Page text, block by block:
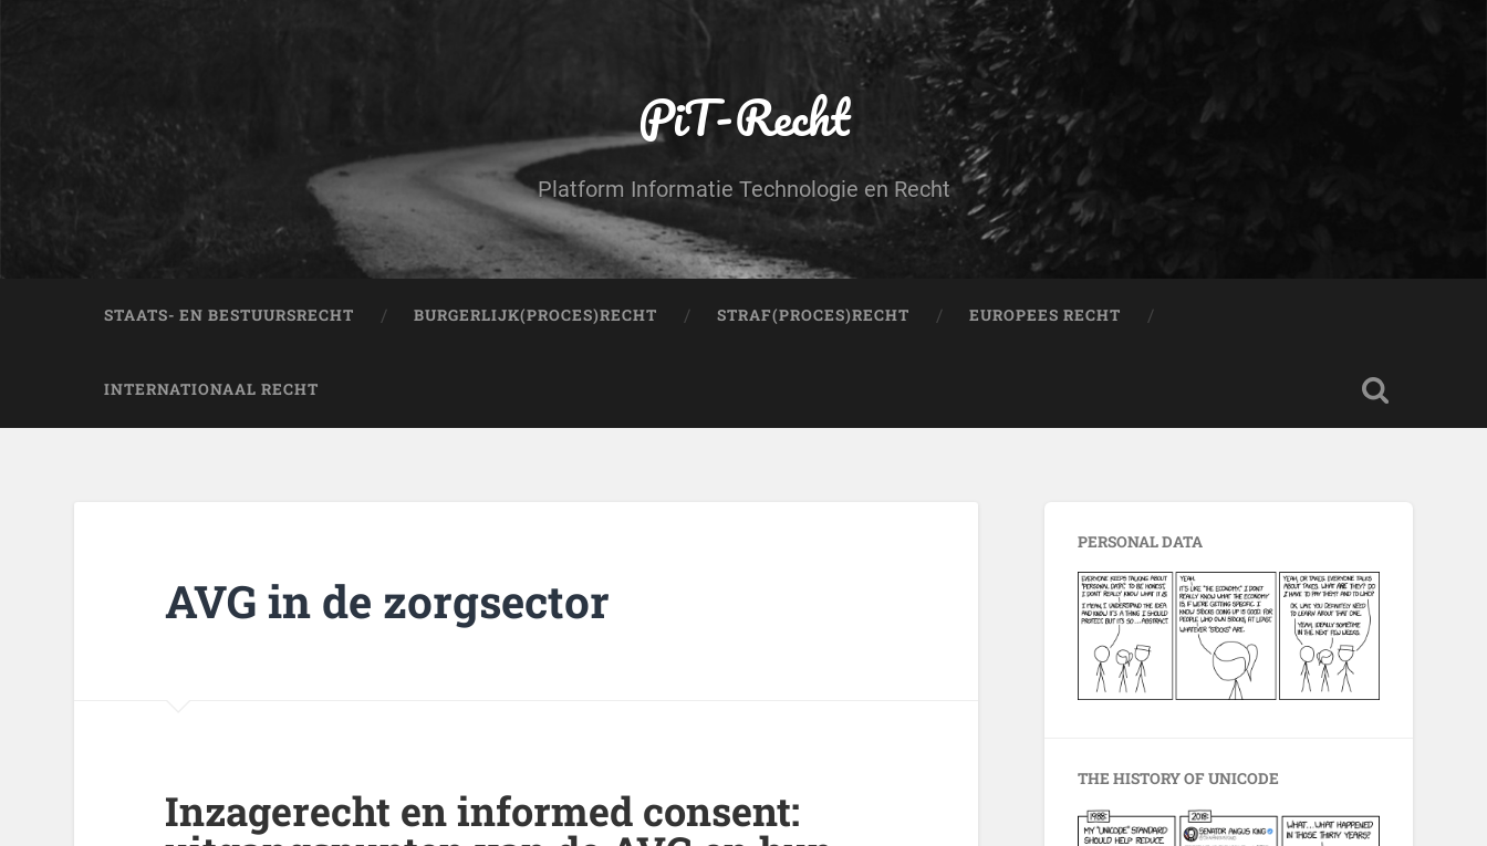
PiT-Recht
Platform Informatie Technologie en Recht
STAATS- EN BESTUURSRECHT BURGERLIJK(PROCES)RECHT STRAF(PROCES)RECHT EUROPEES RECHT
INTERNATIONAAL RECHT
AVG in de zorgsector
Inzagerecht en informed consent:
PERSONAL DATA
THE HISTORY OF UNICODE